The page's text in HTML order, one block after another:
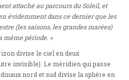
attaché au parcours du Soleil, et
évidemment dans ce dernier que les
(les saisons, les grandes marées)
même période. »
divise le ciel en deux
invisible). Le méridien qui passe
nord et sud divise la sphère en